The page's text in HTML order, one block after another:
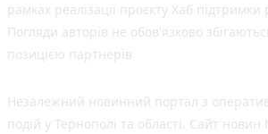
рамках реалізації проєкту Хаб підтримки
Погляди авторів не обов'язково
позицією партнерів
Незалежний новинний портал з
подій у Тернополі та області. Сайт